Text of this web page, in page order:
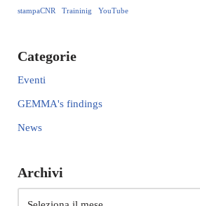
stampaCNR Traininig YouTube
Categorie
Eventi
GEMMA's findings
News
Archivi